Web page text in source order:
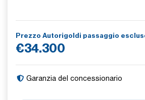
Prezzo Autorigoldi passaggio
€34.300
Garanzia del concessionario